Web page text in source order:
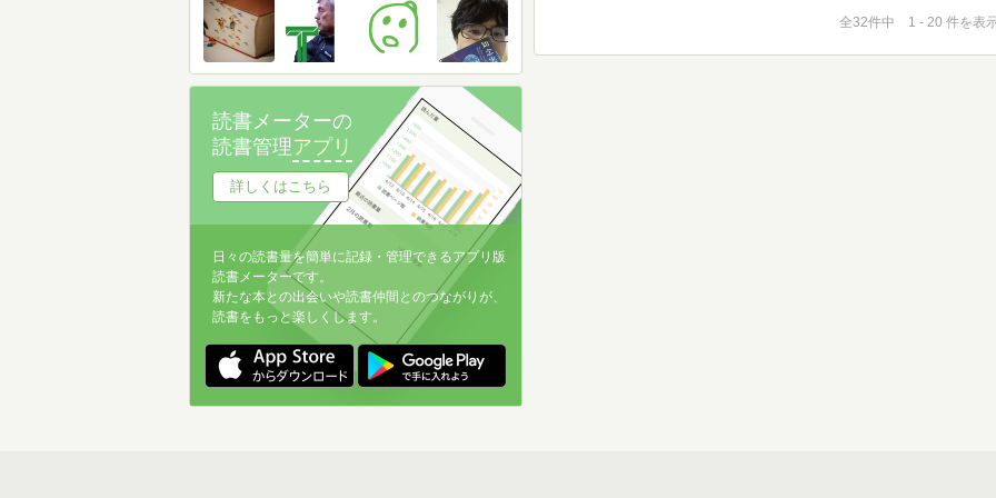
全32件中 1 - 20 件を表
読書メーターの
読書管理アプリ
詳しくはこちら
日々の読書量を簡単に記録・管理できるアプリ版
読書メーターです。
新たな本との出会いや読書仲間とのつながりが、
読書をもっと楽しくします。